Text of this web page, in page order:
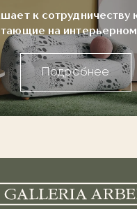
к сотрудничеству
на
Подробнее